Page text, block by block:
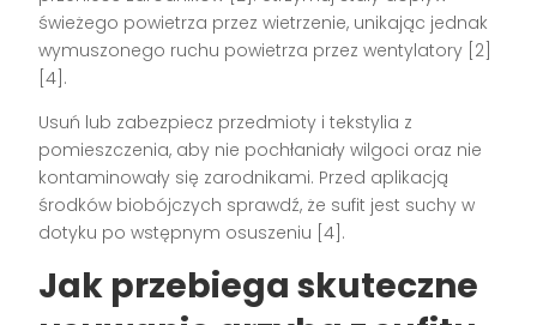
świeżego powietrza przez wietrzenie, unikając jednak
wymuszonego ruchu powietrza przez wentylatory [2]
[4].
Usuń lub zabezpiecz przedmioty i tekstylia z
pomieszczenia, aby nie pochłaniały wilgoci oraz nie
kontaminowały się zarodnikami. Przed aplikacją
środków biobójczych sprawdź, że sufit jest suchy w
dotyku po wstępnym osuszeniu [4].
Jak przebiega skuteczne